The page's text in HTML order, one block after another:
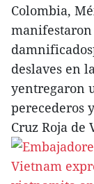
Colombia,
deslaves en
yentregaron
perecederos
Cruz Roja de